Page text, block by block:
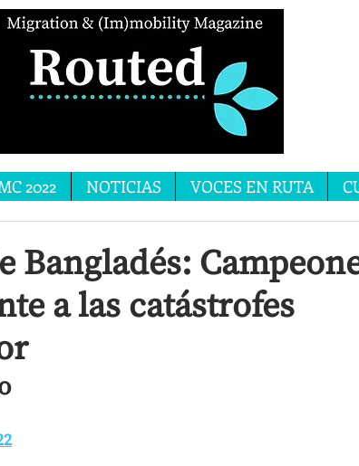
2022 NOTICIAS VOCES EN RUTA
Bangladés:
a las catástrofes